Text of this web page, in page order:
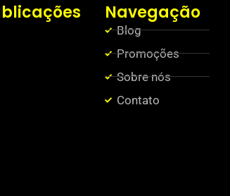
Navegação
Blog
Promoções
Sobre nós
Contato